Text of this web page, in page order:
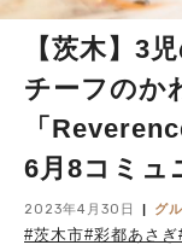
【茨木】3
チーフのか
「
6月8コミュ
2023年4月30日 グ
#茨木市#彩都あさぎ